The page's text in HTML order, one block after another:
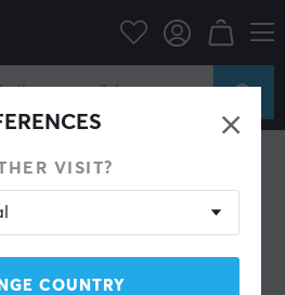
VISIT?
COUNTRY
Lube & Smörjning